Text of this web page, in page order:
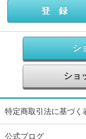
シ
ショ
特定商取引法に基づく
公式ブログ